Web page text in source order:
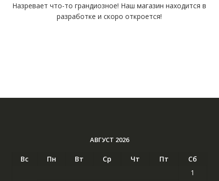
Назревает что-то грандиозное! Наш магазин находится в
разработке и скоро откроется!
АВГУСТ 2026
Вс Пн Вт Ср Чт Пт
Сб
1